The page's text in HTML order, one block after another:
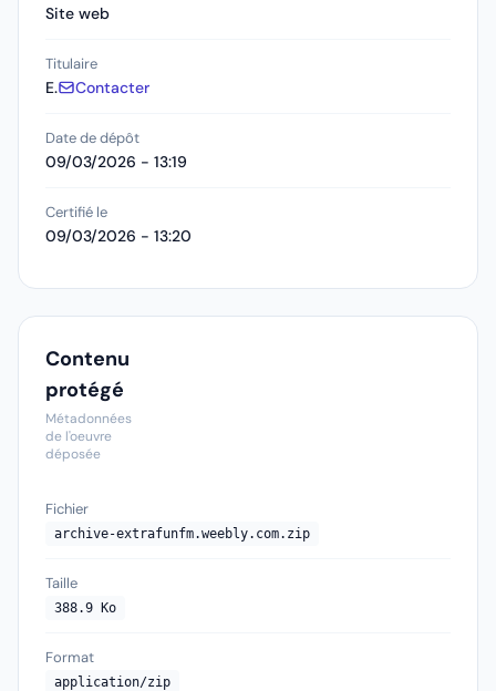
Site web
Titulaire
E. Contacter
Date de dépôt
09/03/2026 - 13:19
Certifié le
09/03/2026 - 13:20
Contenu
protégé
Métadonnées
de l'oeuvre
déposée
Fichier
archive-extrafunfm.weebly.com.zip
Taille
388.9 Ko
Format
application/zip